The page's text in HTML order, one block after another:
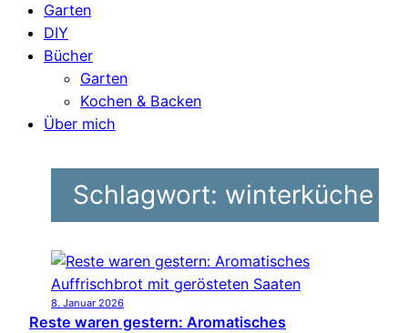
Garten
DIY
Bücher
Garten
Kochen & Backen
Über mich
Schlagwort: winterküche
8. Januar 2026
Reste waren gestern: Aromatisches